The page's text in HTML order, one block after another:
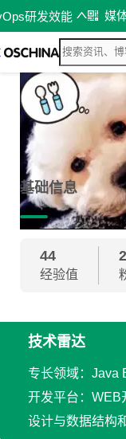
研发效能 媒
基础信息
44
经验值
技术雷达
专长领域：Java
开发平台：WEB
设计与数据结构